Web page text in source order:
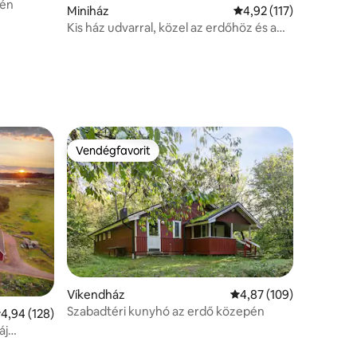
Miniház Átlagos értékelés: 5/
4,92 (117)
Kis ház udvarral, közel az erdőhöz és a
értékelés: 5/4,94, 128 vélemény
4,94 (128)
Vendégfavorit
Vendégfavorit
Víkendház Átlagos értékelés: 5/
4,87 (109)
Szabadtéri kunyhó az erdő közepén